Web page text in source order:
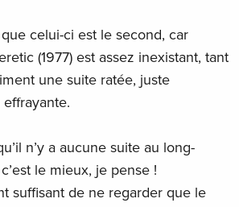
celui-ci est le second, car
(1977) est assez inexistant, tant
une suite ratée, juste
n’y a aucune suite au long-
le mieux, je pense !
suffisant de ne regarder que le